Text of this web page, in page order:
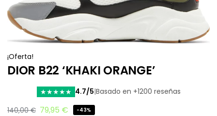
¡Oferta!
DIOR B22 ‘KHAKI ORANGE’
★★★★★ 4.7/5|Basado en +1200 reseñas
140,00€ 79,95 € -43%